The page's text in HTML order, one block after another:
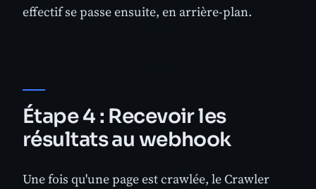
effectif se passe ensuite, en arrière-plan.
Étape 4 : Recevoir les
résultats au webhook
Une fois qu'une page est crawlée, le Crawler